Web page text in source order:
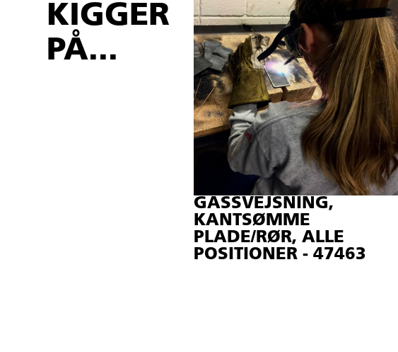
KIGGER
PÅ...
GASSVEJSNING,
KANTSØMME
PLADE/RØR, ALLE
POSITIONER - 47463